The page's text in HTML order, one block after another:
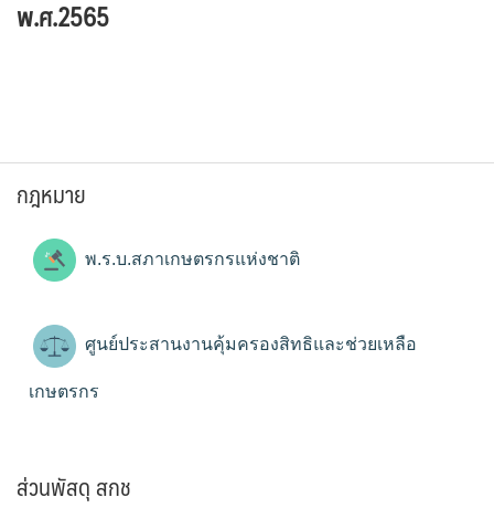
พ.ศ.2565
กฎหมาย
พ.ร.บ.สภาเกษตรกรแห่งชาติ
ศูนย์ประสานงานคุ้มครองสิทธิและช่วยเหลือ
เกษตรกร
ส่วนพัสดุ สกช